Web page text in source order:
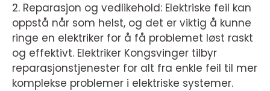
2. Reparasjon og vedlikehold: Elektriske feil kan
oppstå når som helst, og det er viktig å kunne
ringe en elektriker for å få problemet løst raskt
og effektivt. Elektriker Kongsvinger tilbyr
reparasjonstjenester for alt fra enkle feil til mer
komplekse problemer i elektriske systemer.